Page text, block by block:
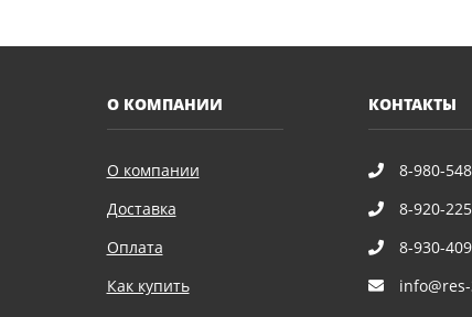
О КОМПАНИИ
О компании
Доставка
Оплата
Как купить
КОНТАКТЫ
8-980-
8-920-
8-930-